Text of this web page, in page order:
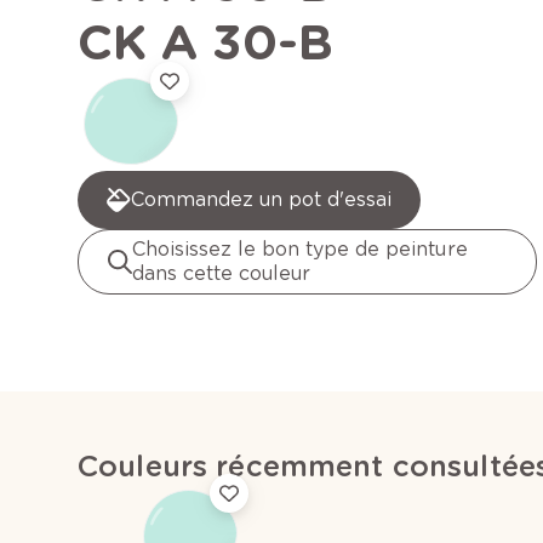
CK A 30-B
Commandez un pot d'essai
Choisissez le bon type de peinture
dans cette couleur
Couleurs récemment